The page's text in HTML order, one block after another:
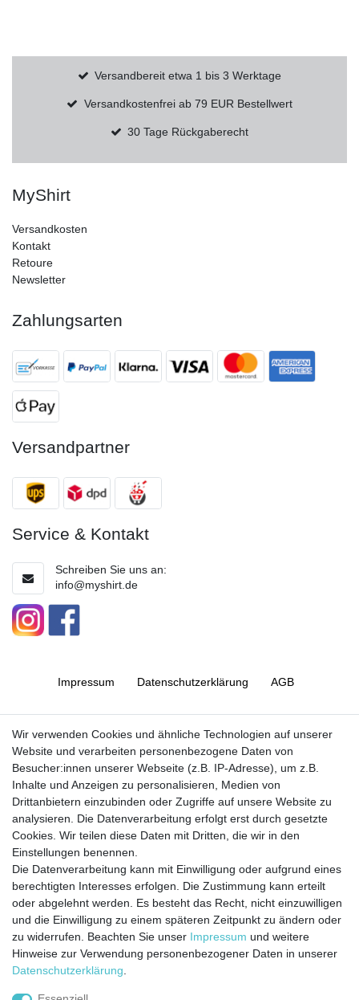
Versandbereit etwa 1 bis 3 Werktage
Versandkostenfrei ab 79 EUR Bestellwert
30 Tage Rückgaberecht
MyShirt
Versandkosten
Kontakt
Retoure
Newsletter
Zahlungsarten
Versandpartner
Service & Kontakt
Schreiben Sie uns an:
info@myshirt.de
Impressum Daten­schutz­erklärung AGB
Barrierefreiheitserklärung Widerrufs­recht
Vertrag widerrufen Kontakt
Jetzt anmelden und auf dem Laufenden
bleiben!
Sie wollen keine Neuigkeiten verpassen?
Dann melden Sie sich noch heute zu unserem Newsletter an:
VORNAME
Wir verwenden Cookies und ähnliche Technologien auf unserer
Website und verarbeiten personenbezogene Daten von
Besucher:innen unserer Webseite (z.B. IP-Adresse), um z.B.
Inhalte und Anzeigen zu personalisieren, Medien von
Drittanbietern einzubinden oder Zugriffe auf unsere Website zu
analysieren. Die Datenverarbeitung erfolgt erst durch gesetzte
Cookies. Wir teilen diese Daten mit Dritten, die wir in den
Einstellungen benennen.
Die Datenverarbeitung kann mit Einwilligung oder aufgrund eines
berechtigten Interesses erfolgen. Die Zustimmung kann erteilt
oder abgelehnt werden. Es besteht das Recht, nicht einzuwilligen
und die Einwilligung zu einem späteren Zeitpunkt zu ändern oder
zu widerrufen. Beachten Sie unser Impressum und weitere
Hinweise zur Verwendung personenbezogener Daten in unserer
Daten­schutz­erklärung